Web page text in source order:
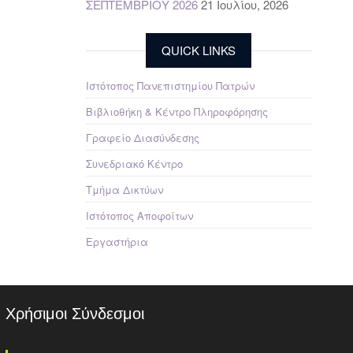
ΣΕΠΤΕΜΒΡΙΟΥ 2026 21 Ιουλίου, 2026
QUICK LINKS
Ιστότοπος Πανεπιστημίου Πατρών
Βιβλιοθήκη & Κέντρο Πληροφόρησης
Γραφείο Διασύνδεσης
Συνεδριακό Κέντρο
Τμήμα Δικτύων
Ιστότοπος Αποφοίτων
Εργαστήρια
Χρήσιμοι Σύνδεσμοι